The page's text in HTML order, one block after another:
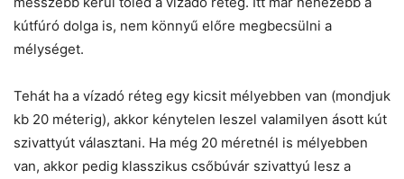
kútfúró dolga is, nem könnyű előre megbecsülni a
mélységet.
Tehát ha a vízadó réteg egy kicsit mélyebben van (mondjuk
kb 20 méterig), akkor kénytelen leszel valamilyen ásott kút
szivattyút választani. Ha még 20 méretnél is mélyebben
van, akkor pedig klasszikus csőbúvár szivattyú lesz a